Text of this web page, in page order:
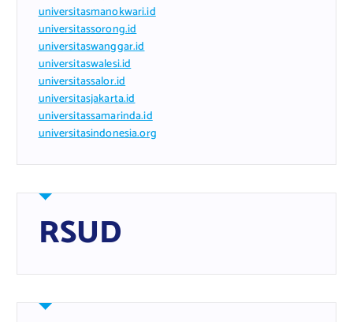
universitasmanokwari.id
universitassorong.id
universitaswanggar.id
universitaswalesi.id
universitassalor.id
universitasjakarta.id
universitassamarinda.id
universitasindonesia.org
RSUD